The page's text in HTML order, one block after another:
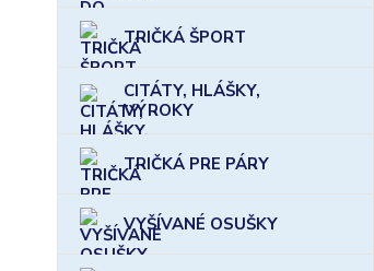
TRIČKÁ ŠPORT
CITÁTY, HLÁŠKY,
VÝROKY
TRIČKÁ PRE PÁRY
VYŠÍVANÉ OSUŠKY